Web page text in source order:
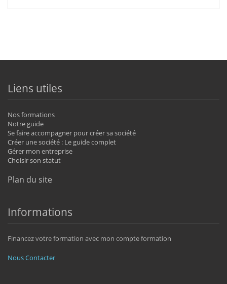
Liens utiles
Nos formations
Notre guide
Se faire accompagner pour créer sa société
Créer une société : Le guide complet
Gérer mon entreprise
Choisir son statut
Plan du site
Informations
Financez votre formation avec mon compte formation
Nous Contacter